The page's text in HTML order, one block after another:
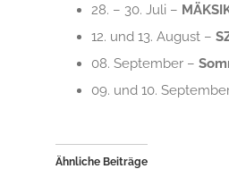
28. – 30. Juli –
12. und 13. August –
08. September –
09. und 10.
Ähnliche Beiträge